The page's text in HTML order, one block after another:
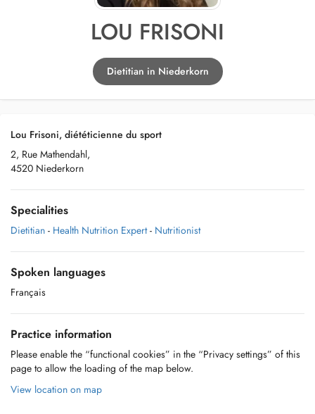
LOU FRISONI
Dietitian in Niederkorn
Lou Frisoni, diététicienne du sport
2, Rue Mathendahl,
4520 Niederkorn
Specialities
Dietitian - Health Nutrition Expert - Nutritionist
Spoken languages
Français
Practice information
Please enable the “functional cookies” in the “Privacy settings” of this
page to allow the loading of the map below.
View location on map